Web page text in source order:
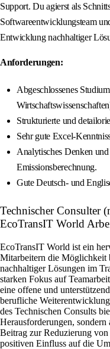
Support. Du agierst als
Softwareentwicklungsteam
Entwicklung nachhaltiger
Anforderungen:
Abgeschlossenes
Strukturierte und
Sehr gute Excel-
Analytisches Denken
Emissionsberechnung.
Gute Deutsch- und
Technischer Consulter
EcoTransIT World
EcoTransIT World ist ein
Mitarbeitern die Möglichkeit
nachhaltiger Lösungen im
starken Fokus auf
eine offene und
berufliche
des Technischen Consults
Herausforderungen, sondern
Beitrag zur Reduzierung
positiven Einfluss auf die